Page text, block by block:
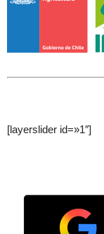
[layerslider id=»1″]